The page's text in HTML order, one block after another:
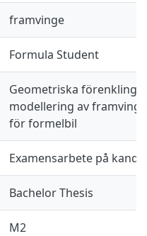
framvinge
Formula Student
Geometriska
modellering av
för formelbil
Examensarbete på
Bachelor Thesis
M2